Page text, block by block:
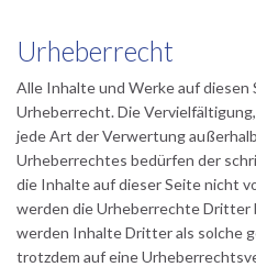
Urheberrecht
Alle Inhalte und Werke auf diesen
Urheberrecht. Die
jede Art der Verwertung
Urheberrechtes bedürfen der
die Inhalte auf dieser Seite nicht
werden die Urheberrechte
werden Inhalte Dritter als solche
trotzdem auf eine